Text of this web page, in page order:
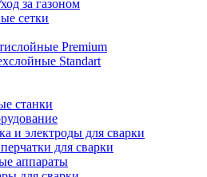
за газоном
сетки
Premium
Standart
станки
и электроды для сварки
для сварки
аппараты